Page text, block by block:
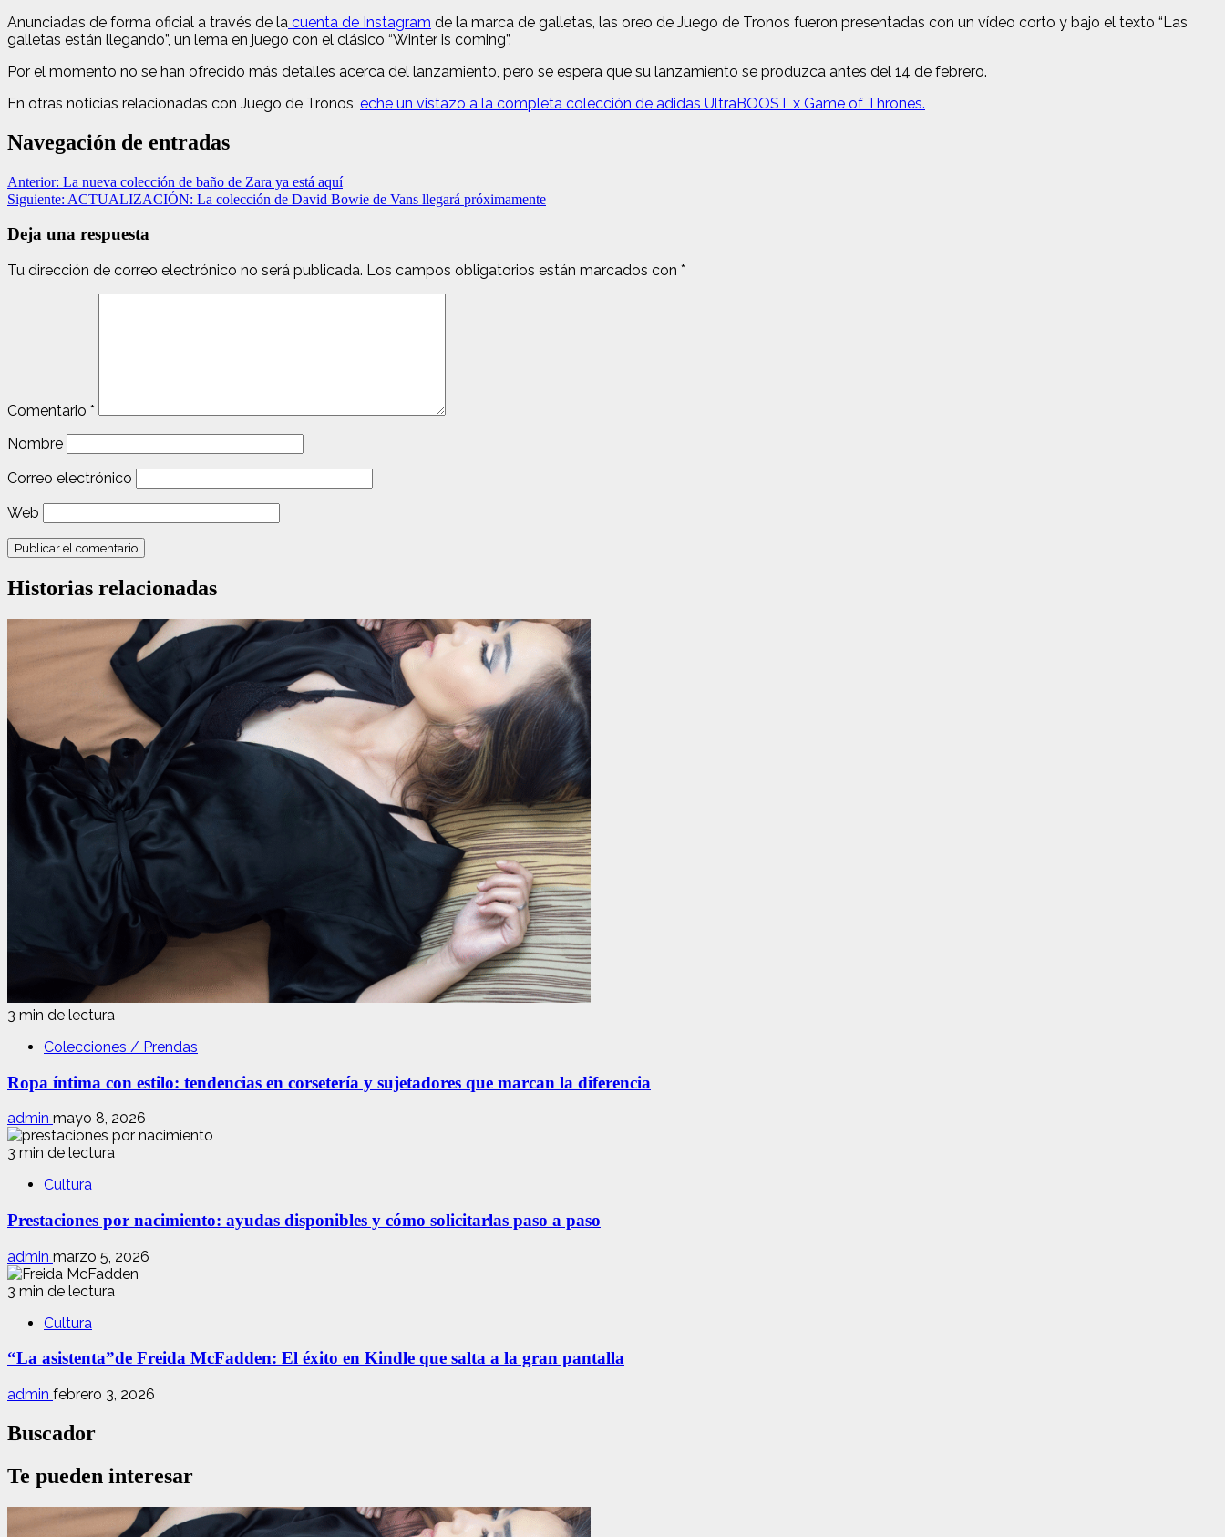
Anunciadas de forma oficial a través de la cuenta de Instagram de la marca de galletas, las oreo de Juego de Tronos fueron presentadas con un vídeo corto y bajo el texto “Las
galletas están llegando”, un lema en juego con el clásico “Winter is coming”.
Por el momento no se han ofrecido más detalles acerca del lanzamiento, pero se espera que su lanzamiento se produzca antes del 14 de febrero.
En otras noticias relacionadas con Juego de Tronos, eche un vistazo a la completa colección de adidas UltraBOOST x Game of Thrones.
Navegación de entradas
Anterior: La nueva colección de baño de Zara ya está aquí
Siguiente: ACTUALIZACIÓN: La colección de David Bowie de Vans llegará próximamente
Deja una respuesta
Tu dirección de correo electrónico no será publicada. Los campos obligatorios están marcados con *
Comentario *
Nombre
Correo electrónico
Web
Historias relacionadas
3 min de lectura
Colecciones / Prendas
Ropa íntima con estilo: tendencias en corsetería y sujetadores que marcan la diferencia
admin mayo 8, 2026
3 min de lectura
Cultura
Prestaciones por nacimiento: ayudas disponibles y cómo solicitarlas paso a paso
admin marzo 5, 2026
3 min de lectura
Cultura
“La asistenta”de Freida McFadden: El éxito en Kindle que salta a la gran pantalla
admin febrero 3, 2026
Buscador
Te pueden interesar